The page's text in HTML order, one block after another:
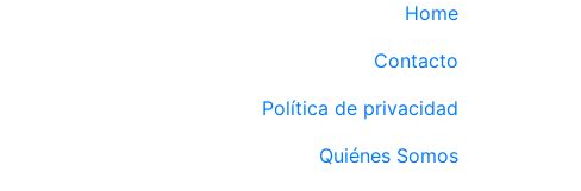
Home
Contacto
Política de privacidad
Quiénes Somos